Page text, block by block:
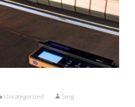
Uncategorized Serg